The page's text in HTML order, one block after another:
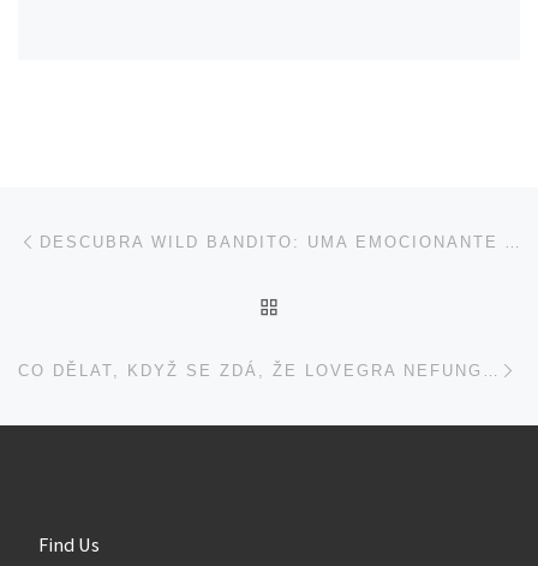
Post navigation
Find Us